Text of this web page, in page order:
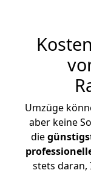
Umzüge
aber keine
die
stets daran,